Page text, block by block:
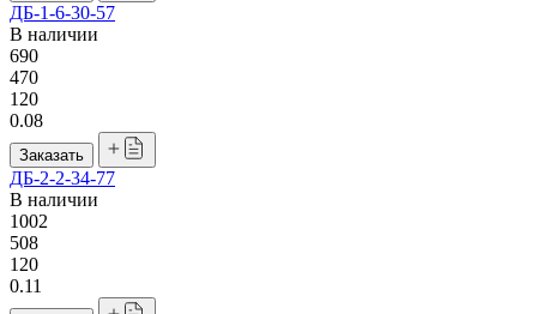
ДБ-1-6-30-57
В наличии
690
470
120
0.08
Заказать
ДБ-2-2-34-77
В наличии
1002
508
120
0.11